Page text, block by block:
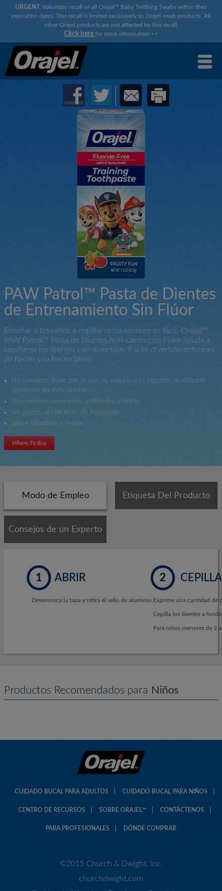
URGENT:Voluntary recall of all Orajel™ Baby Teething Swabs within their
expiration dates. This recall is limited exclusively to Orajel swab products. All
other Orajel products are not affected by this recall.
Click here for more information >>
PAW Patrol™ Pasta de Dientes
de Entrenamiento Sin Flúor
Enseñar a los niños a cepillarse no siempre es fácil. Orajel™
PAW Patrol™ Pasta de Dientes Anti-caries con Flúor ayuda a
cepillarse los dientes con diversión. Y si es divertido entonces
¡lo hacen y lo hacen bien!
No contiene flúor, por lo que es seguro si es ingerido al utilizarlo
siguiendo las indicaciones
No contiene colorantes artificiales o tintes
Sin gluten, sin lácteos, sin Parabeno
Sabor divertido a frutas
Where To Buy
Modo de Empleo Etiqueta Del Producto
Consejos de un Experto
1 ABRIR
Desenrosca la tapa y retira el sello de aluminio.
2
Exprime una cantidad de
Cepilla los dientes a
Para niños menores de 2
Productos Recomendados para Niños
CUIDADO BUCAL PARA ADULTOS CUIDADO BUCAL PARA NIÑOS
CENTRO DE RECURSOS SOBRE ORAJEL™ CONTÁCTENOS
PARA PROFESIONALES DÓNDE COMPRAR
©2015 Church & Dwight, Inc.
churchdwight.com